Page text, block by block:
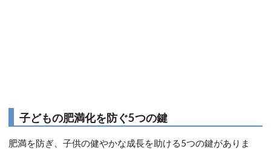
子どもの肥満化を防ぐ5つの鍵
肥満を防ぎ、子供の健やかな成長を助ける5つの鍵がありま